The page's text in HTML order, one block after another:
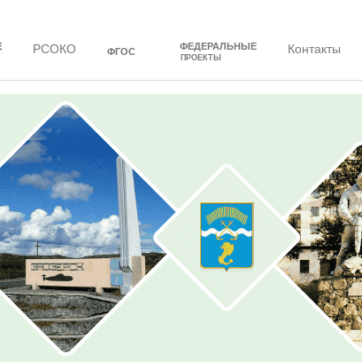
РСОКО ФГОС ФЕДЕРАЛЬНЫЕ
ПРОЕКТЫ
Контакты